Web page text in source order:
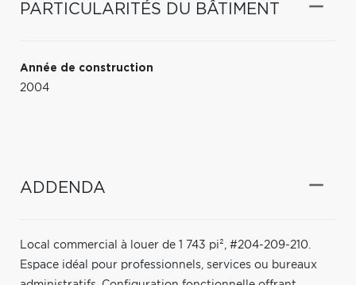
PARTICULARITÉS DU BÂTIMENT
Année de construction
2004
ADDENDA
Local commercial à louer de 1 743 pi², #204-209-210.
Espace idéal pour professionnels, services ou bureaux